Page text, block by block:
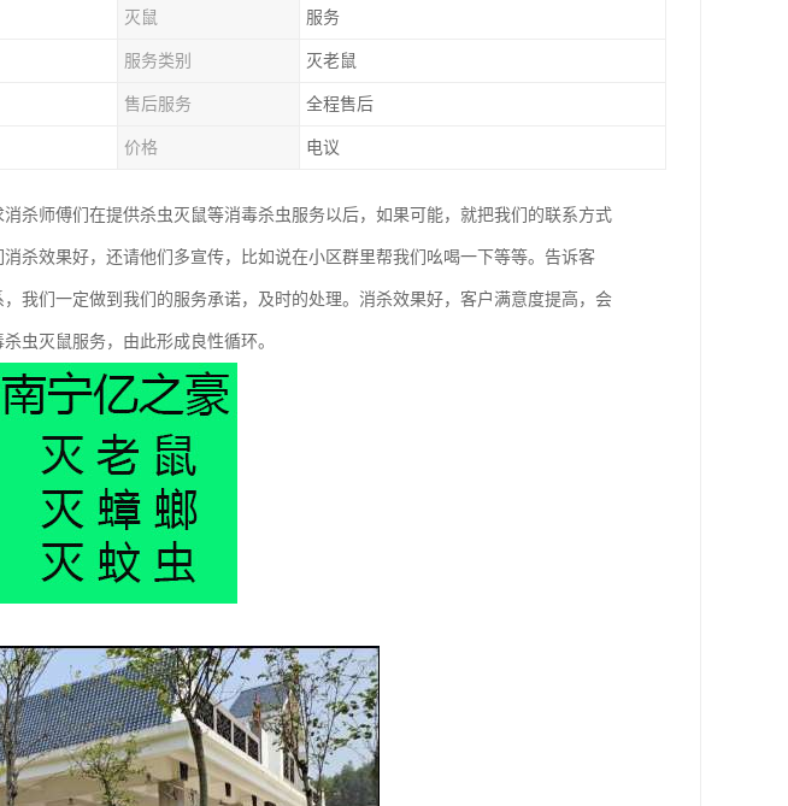
灭鼠 服务
服务类别 灭老鼠
售后服务 全程售后
价格 电议
杀师傅们在提供杀虫灭鼠等消毒杀虫服务以后，如果可能，就把我们的联系方式
杀效果好，还请他们多宣传，比如说在小区群里帮我们吆喝一下等等。告诉客
我们一定做到我们的服务承诺，及时的处理。消杀效果好，客户满意度提高，会
虫灭鼠服务，由此形成良性循环。